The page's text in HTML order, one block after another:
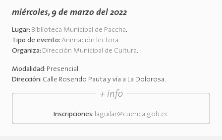
miércoles, 9 de marzo del 2022
Lugar: Biblioteca Municipal de Paccha.
Tipo de evento: Animación lectora.
Organiza: Dirección Municipal de Cultura.
Modalidad: Presencial.
Dirección: Calle Rosendo Pauta y vía a La Dolorosa.
+ info
Inscripciones: laguilar@cuenca.gob.ec